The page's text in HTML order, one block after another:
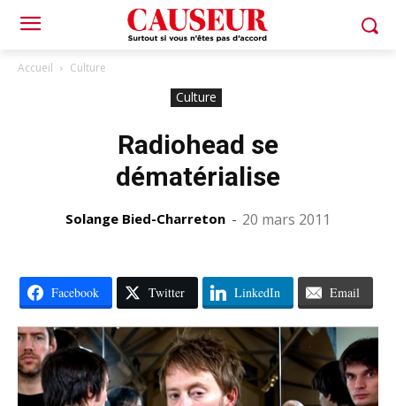
Accueil Culture
Culture
Radiohead se
dématérialise
Solange Bied-Charreton - 20 mars 2011
Facebook Twitter LinkedIn Email